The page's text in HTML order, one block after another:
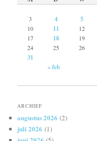
3 4 5
10 11 12
17
18 19
24
25 26
31
« feb
ARCHIEF
augustus 2026 (2)
juli 2026 (1)